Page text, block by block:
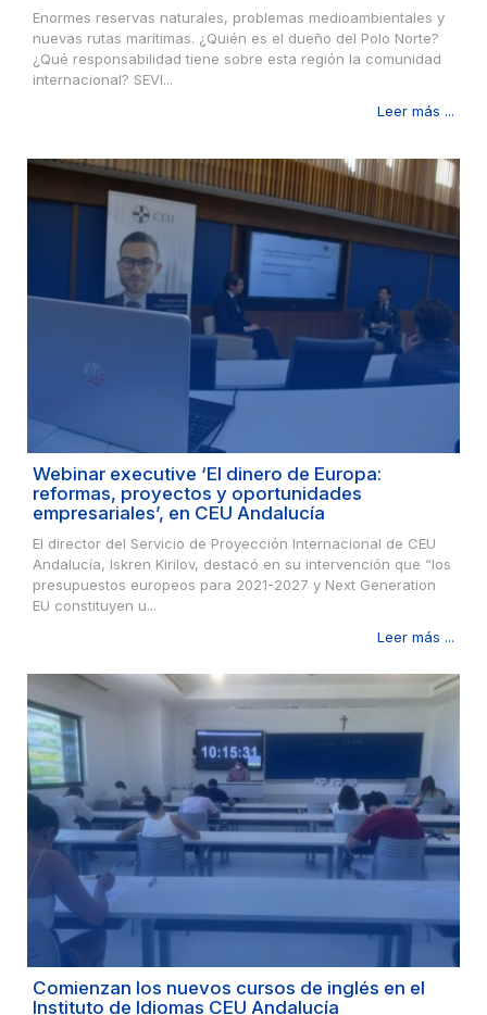
Enormes reservas naturales, problemas medioambientales y
nuevas rutas marítimas. ¿Quién es el dueño del Polo Norte?
¿Qué responsabilidad tiene sobre esta región la comunidad
internacional? SEVI...
Leer más ...
Webinar executive ‘El dinero de Europa:
reformas, proyectos y oportunidades
empresariales’, en CEU Andalucía
El director del Servicio de Proyección Internacional de CEU
Andalucía, Iskren Kirilov, destacó en su intervención que “los
presupuestos europeos para 2021-2027 y Next Generation
EU constituyen u...
Leer más ...
Comienzan los nuevos cursos de inglés en el
Instituto de Idiomas CEU Andalucía